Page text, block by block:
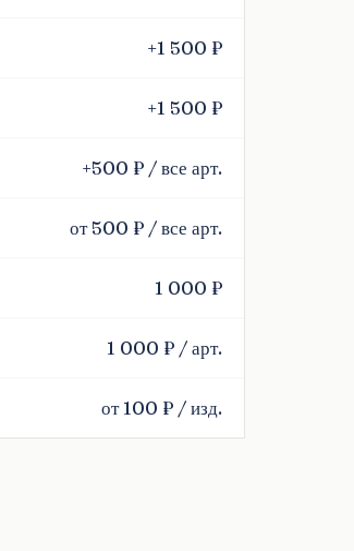
+1 500 ₽
+1 500 ₽
+500 ₽ / все арт.
от 500 ₽ / все арт.
1 000 ₽
1 000 ₽ / арт.
от 100 ₽ / изд.